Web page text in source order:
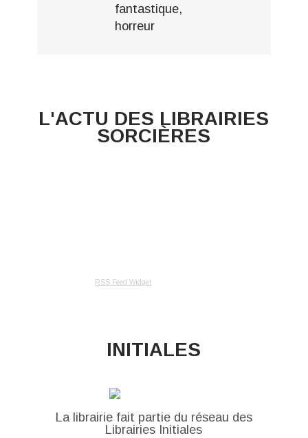
fantastique,
horreur
L'ACTU DES LIBRAIRIES
SORCIÈRES
RSS Feed Widget
INITIALES
La librairie fait partie du réseau des
Librairies Initiales